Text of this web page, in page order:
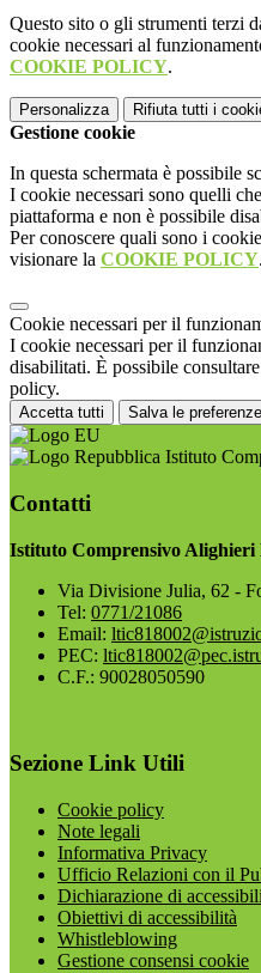
Questo sito o gli strumenti terzi
cookie necessari al
COOKIE POLICY.
Personalizza Rifiuta tutti i
Gestione cookie
In questa schermata è possibile
I cookie necessari sono quelli
piattaforma e non è possibile
Per conoscere quali sono i
visionare la COOKIE POLICY.
Cookie necessari per il
I cookie necessari per il
disabilitati. È possibile
policy.
Accetta tutti Salva le preferenze
Istituto
Contatti
Istituto Comprensivo Alighieri
Via Divisione Julia, 62 -
Tel: 0771/21086
Email:
PEC:
C.F.: 90028050590
Sezione Link Utili
Cookie policy
Note legali
Informativa Privacy
Ufficio Relazioni con il
Dichiarazione di
Obiettivi di accessibilità
Whistleblowing
Gestione consensi cookie